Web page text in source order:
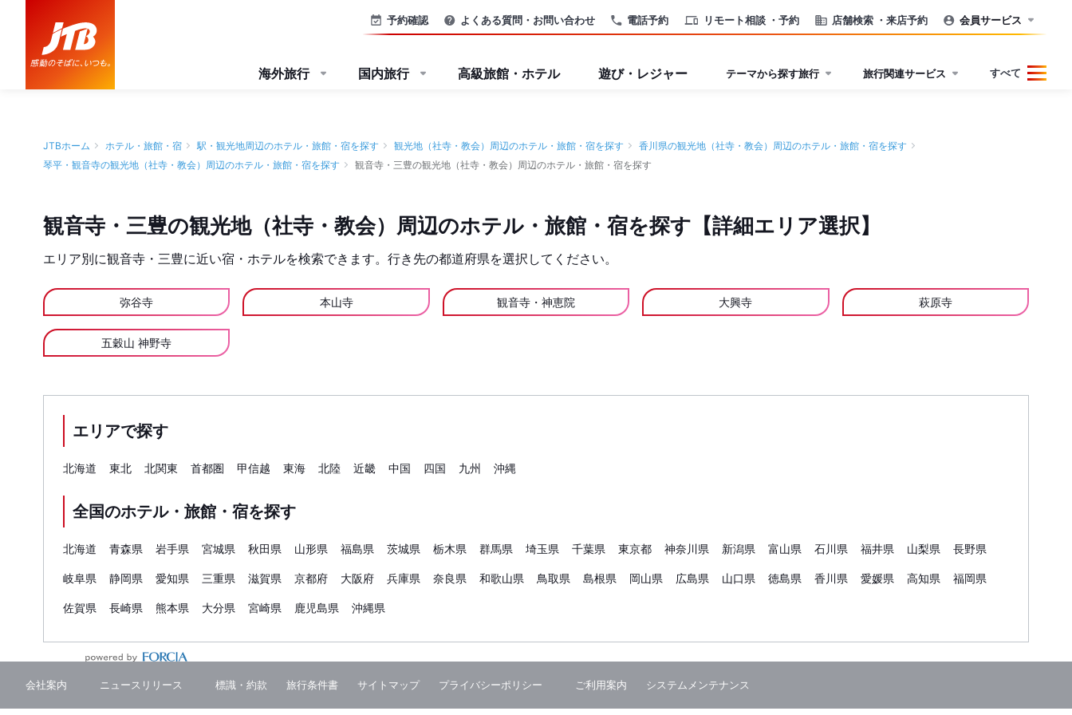
電話予約 リモート相談 ・予約 店舗検索 ・来店予約
予約確認 よくある質問・お問い合わせ 会員サービス
海外旅行 国内旅行 高級旅館・ホテル 遊び・レジャー テーマから探す旅行 旅行関連サービス すべて
JTBホーム ホテル・旅館・宿 駅・観光地周辺のホテル・旅館・宿を探す 観光地（社寺・教会）周辺のホテル・旅館・宿を探す
香川県の観光地（社寺・教会）周辺のホテル・旅館・宿を探す
琴平・観音寺の観光地（社寺・教会）周辺のホテル・旅館・宿を探す
観音寺・三豊の観光地（社寺・教会）周辺のホテル・旅館・宿を探す
観音寺・三豊の観光地（社寺・教会）周辺のホテル・旅館・宿を探す【詳細エリア選択】
エリア別に観音寺・三豊に近い宿・ホテルを検索できます。行き先の都道府県を選択してください。
弥谷寺 本山寺 観音寺・神恵院 大興寺 萩原寺
五穀山 神野寺
エリアで探す
北海道 東北 北関東 首都圏 甲信越 東海 北陸 近畿 中国 四国 九州 沖縄
全国のホテル・旅館・宿を探す
北海道 青森県 岩手県 宮城県 秋田県 山形県 福島県 茨城県 栃木県 群馬県 埼玉県 千葉県 東京都 神奈川県 新潟県 富山県 石川県 福井県 山梨県 長野県
岐阜県 静岡県 愛知県 三重県 滋賀県 京都府 大阪府 兵庫県 奈良県 和歌山県 鳥取県 島根県 岡山県 広島県 山口県 徳島県 香川県 愛媛県 高知県 福岡県
佐賀県 長崎県 熊本県 大分県 宮崎県 鹿児島県 沖縄県
会社案内 ニュースリリース 標識・約款 旅行条件書 サイトマップ プライバシーポリシー ご利用案内 システムメンテナンス